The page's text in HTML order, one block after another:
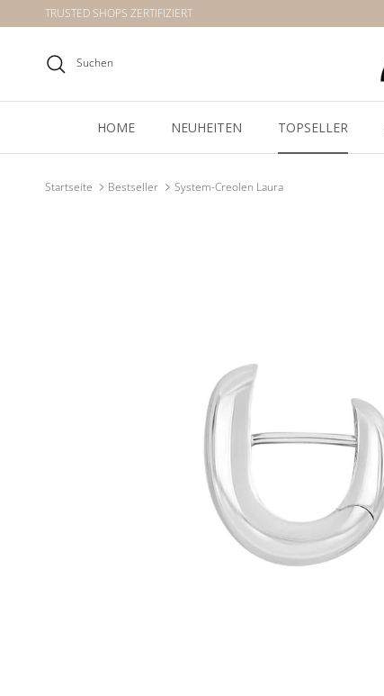
Direkt zum Inhalt
TRUSTED SHOPS ZERTIFIZIERT
Suchen
HOME NEUHEITEN TOPSELLER
Startseite Bestseller System-Creolen Laura